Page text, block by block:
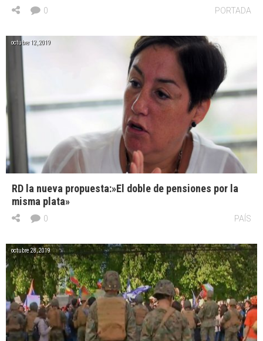
PORTADA
0
octubre 12, 2019
RD la nueva propuesta:»El doble de pensiones por la
misma plata»
PAÍS
0
octubre 28, 2019